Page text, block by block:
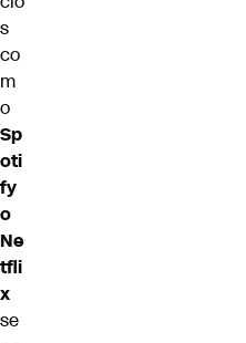
s
co
m
o
Sp
oti
fy
o
Ne
tfli
x
se